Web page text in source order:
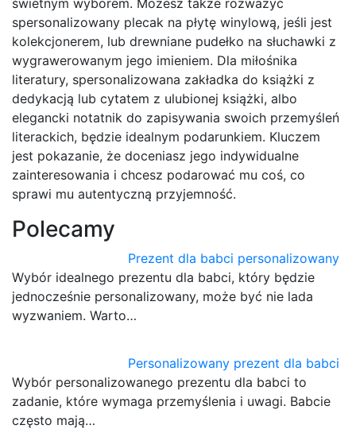
spersonalizowany plecak na płytę winylową, jeśli jest
kolekcjonerem, lub drewniane pudełko na słuchawki z
wygrawerowanym jego imieniem. Dla miłośnika
literatury, spersonalizowana zakładka do książki z
dedykacją lub cytatem z ulubionej książki, albo
elegancki notatnik do zapisywania swoich przemyśleń
literackich, będzie idealnym podarunkiem. Kluczem
jest pokazanie, że doceniasz jego indywidualne
zainteresowania i chcesz podarować mu coś, co
sprawi mu autentyczną przyjemność.
Polecamy
Prezent dla babci personalizowany
Wybór idealnego prezentu dla babci, który będzie
jednocześnie personalizowany, może być nie lada
wyzwaniem. Warto…
Personalizowany prezent dla babci
Wybór personalizowanego prezentu dla babci to
zadanie, które wymaga przemyślenia i uwagi. Babcie
często mają…